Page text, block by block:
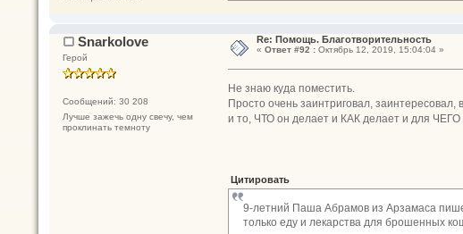
Snarkolove
Герой
Сообщений: 30 208
Лучше зажечь одну свечу, чем
проклинать темноту
Re: Помощь. Благотворительность
« Ответ #92 :Октябрь 12, 2019, 15:04:04 »
Не знаю куда поместить.
Просто очень заинтриговал, заинтересовал,
и то, ЧТО он делает и КАК делает и для ЧЕГО
Цитировать
9-летний Паша Абрамов из Арзамаса
только еду и лекарства для брошенных